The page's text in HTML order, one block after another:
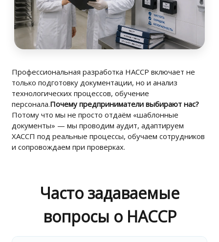
Профессиональная разработка HACCP включает не
только подготовку документации, но и анализ
технологических процессов, обучение
персонала.Почему предприниматели выбирают нас?
Потому что мы не просто отдаём «шаблонные
документы» — мы проводим аудит, адаптируем
ХАССП под реальные процессы, обучаем сотрудников
и сопровождаем при проверках.
Часто задаваемые
вопросы о HACCP